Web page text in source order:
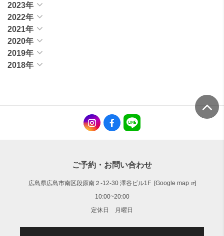
2023年
2022年
2021年
2020年
2019年
2018年
ご予約・お問い合わせ
広島県広島市南区段原南２-12-30 澤谷ビル1F [Google map
]
10:00~20:00
定休日 月曜日